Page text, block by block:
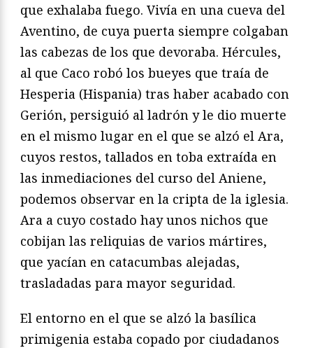
que exhalaba fuego. Vivía en una cueva del
Aventino, de cuya puerta siempre colgaban
las cabezas de los que devoraba. Hércules,
al que Caco robó los bueyes que traía de
Hesperia (Hispania) tras haber acabado con
Gerión, persiguió al ladrón y le dio muerte
en el mismo lugar en el que se alzó el Ara,
cuyos restos, tallados en toba extraída en
las inmediaciones del curso del Aniene,
podemos observar en la cripta de la iglesia.
Ara a cuyo costado hay unos nichos que
cobijan las reliquias de varios mártires,
que yacían en catacumbas alejadas,
trasladadas para mayor seguridad.
El entorno en el que se alzó la basílica
primigenia estaba copado por ciudadanos